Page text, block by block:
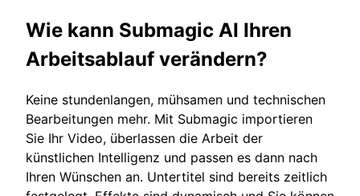
Wie kann Submagic AI Ihren
Arbeitsablauf verändern?
Keine stundenlangen, mühsamen und technischen
Bearbeitungen mehr. Mit Submagic importieren
Sie Ihr Video, überlassen die Arbeit der
künstlichen Intelligenz und passen es dann nach
Ihren Wünschen an. Untertitel sind bereits zeitlich